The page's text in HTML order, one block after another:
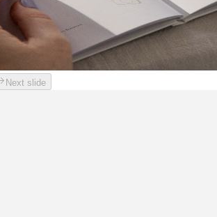
Next slide